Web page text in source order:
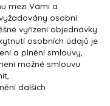
mezi Vámi a
osobní
vyřízení objednávky
osobních údajů je
a plnění smlouvy,
možné smlouvu
dalších